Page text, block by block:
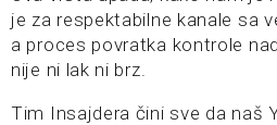
je za respektabilne kanale sa
a proces povratka kontrole
nije ni lak ni brz.
Tim Insajdera čini sve da naš